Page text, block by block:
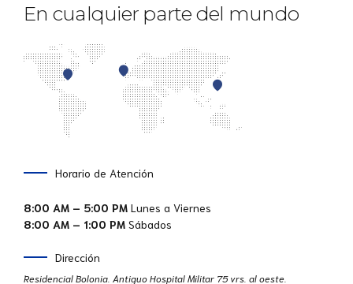
En cualquier parte del mundo
Horario de Atención
8:00 AM – 5:00 PM Lunes a Viernes
8:00 AM – 1:00 PM Sábados
Dirección
Residencial Bolonia. Antiguo Hospital Militar 75 vrs. al oeste.